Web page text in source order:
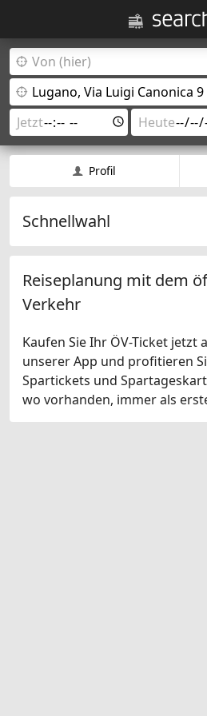
Profil
Schnellwahl
Reiseplanung mit dem
Verkehr
Kaufen Sie Ihr ÖV-Ticket jetzt
unserer App und profitieren
Spartickets und
wo vorhanden, immer als